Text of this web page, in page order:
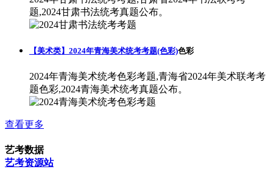
题,2024甘肃书法统考真题公布。
【美术类】2024年青海美术统考考题(色彩)色彩
2024年青海美术统考色彩考题,青海省2024年美术联考考
题色彩,2024青海美术统考真题公布。
查看更多
艺考数据
艺考资源站